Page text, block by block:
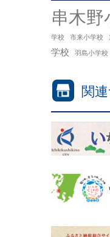
串木野
学校
市来小学校
学校
羽島小学校
関